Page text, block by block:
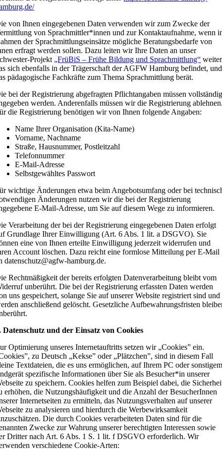
von Ihnen eingegebenen Daten verwenden wir zum Zwecke der
von Sprachmittler*innen und zur Kontaktaufnahme, wenn
der Sprachmittlungseinsätze mögliche Beratungsbedarfe von
erfragt werden sollen. Dazu leiten wir Ihre Daten an unser
Projekt „FrüBiS – Frühe Bildung und Sprachmittlung“
sich ebenfalls in der Trägerschaft der AGFW Hamburg befindet, und
pädagogische Fachkräfte zum Thema Sprachmittlung berät.
bei der Registrierung abgefragten Pflichtangaben müssen
werden. Anderenfalls müssen wir die Registrierung
die Registrierung benötigen wir von Ihnen folgende Angaben:
Name Ihrer Organisation (Kita-Name)
Vorname, Nachname
Straße, Hausnummer, Postleitzahl
Telefonnummer
E-Mail-Adresse
Selbstgewähltes Passwort
wichtige Änderungen etwa beim Angebotsumfang oder bei
Änderungen nutzen wir die bei der Registrierung
E-Mail-Adresse, um Sie auf diesem Wege zu informieren.
Verarbeitung der bei der Registrierung eingegebenen Daten erfolgt
Grundlage Ihrer Einwilligung (Art. 6 Abs. 1 lit. a DSGVO). Sie
eine von Ihnen erteilte Einwilligung jederzeit widerrufen und
Account löschen. Dazu reicht eine formlose Mitteilung per E-Mail
datenschutz@agfw-hamburg.de.
Rechtmäßigkeit der bereits erfolgten Datenverarbeitung bleibt vom
unberührt. Die bei der Registrierung erfassten Daten werden
uns gespeichert, solange Sie auf unserer Website registriert sind und
anschließend gelöscht. Gesetzliche Aufbewahrungsfristen
Datenschutz und der Einsatz von Cookies
Optimierung unseres Internetauftritts setzen wir „Cookies” ein.
zu Deutsch „Kekse” oder „Plätzchen”, sind in diesem Fall
Textdateien, die es uns ermöglichen, auf Ihrem PC oder
spezifische Informationen über Sie als Besucher*in unserer
zu speichern. Cookies helfen zum Beispiel dabei, die
erhöhen, die Nutzungshäufigkeit und die Anzahl der BesucherInnen
Internetseiten zu ermitteln, das Nutzungsverhalten auf unserer
zu analysieren und hierdurch die Werbewirksamkeit
Die durch Cookies verarbeiteten Daten sind für die
Zwecke zur Wahrung unserer berechtigten Interessen sowie
Dritter nach Art. 6 Abs. 1 S. 1 lit. f DSGVO erforderlich. Wir
verschiedene Cookie-Arten: